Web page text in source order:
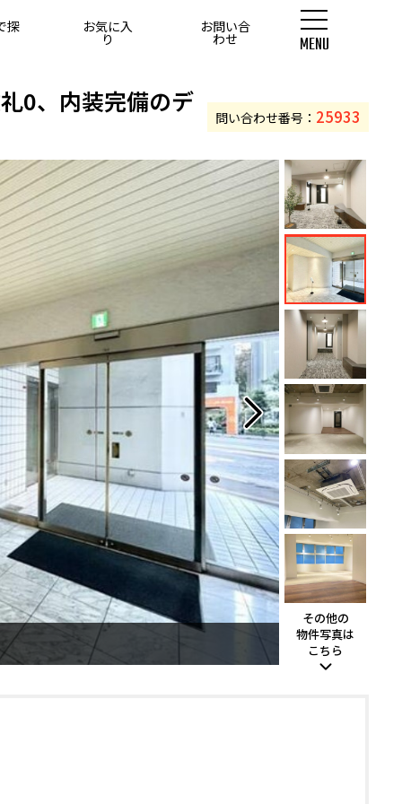
探 お気に入
り
お問い合
わせ MENU
0、内装完備のデ
問い合わせ番号： 25933
その他の
物件写真は
こちら